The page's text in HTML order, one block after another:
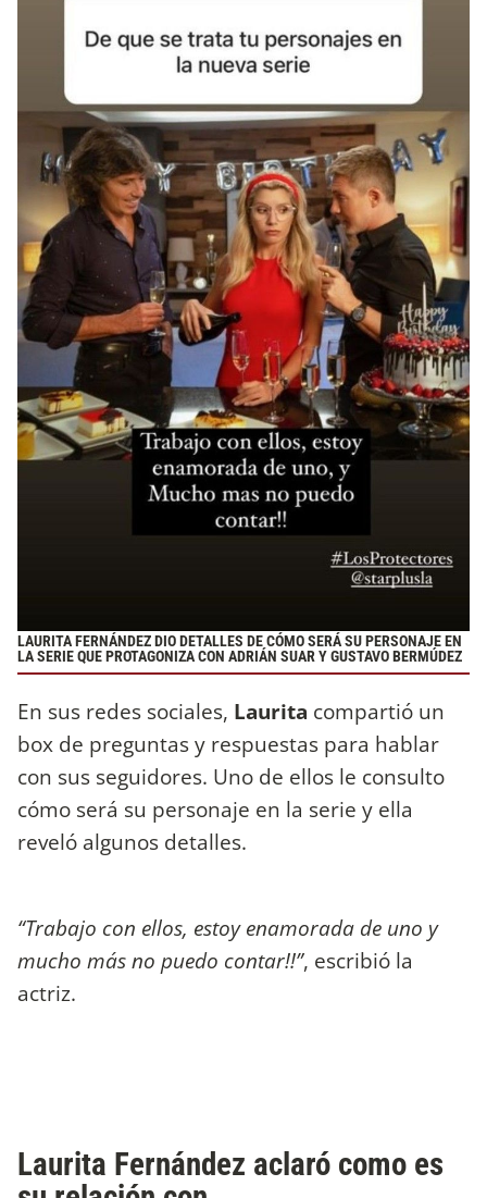
LAURITA FERNÁNDEZ DIO DETALLES DE CÓMO SERÁ SU PERSONAJE EN
LA SERIE QUE PROTAGONIZA CON ADRIÁN SUAR Y GUSTAVO BERMÚDEZ
En sus redes sociales, Laurita compartió un
box de preguntas y respuestas para hablar
con sus seguidores. Uno de ellos le consulto
cómo será su personaje en la serie y ella
reveló algunos detalles.
“Trabajo con ellos, estoy enamorada de uno y
mucho más no puedo contar!!”, escribió la
actriz.
Laurita Fernández aclaró como es